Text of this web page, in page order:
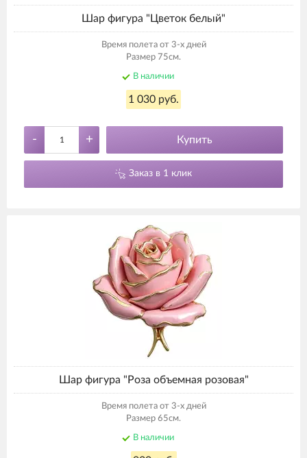
Шар фигура "Цветок белый"
Время полета от 3-х дней
Размер 75см.
В наличии
1 030 руб.
- + Купить
Заказ в 1 клик
Шар фигура "Роза объемная розовая"
Время полета от 3-х дней
Размер 65см.
В наличии